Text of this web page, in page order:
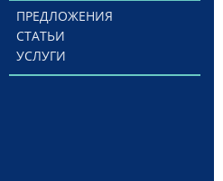
ПРЕДЛОЖЕНИЯ
СТАТЬИ
УСЛУГИ